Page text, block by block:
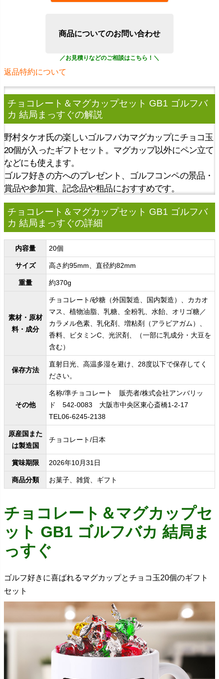
商品についてのお問い合わせ
返品特約について
チョコレート＆マグカップセット GB1 ゴルフバ
カ 結局まっすぐの解説
野村タケオ氏の楽しいゴルフバカマグカップにチョコ玉
20個が入ったギフトセット。マグカップ以外にペン立て
などにも使えます。
ゴルフ好きの方へのプレゼント、ゴルフコンペの景品・
賞品や参加賞、記念品や粗品におすすめです。
チョコレート＆マグカップセット GB1 ゴルフバ
カ 結局まっすぐの詳細
内容量 20個
サイズ 高さ約95mm、直径約82mm
重量 約370g
素材・原材
料・成分
チョコレート/砂糖（外国製造、国内製造）、カカオ
マス、植物油脂、乳糖、全粉乳、水飴、オリゴ糖／
カラメル色素、乳化剤、増粘剤（アラビアガム）、
香料、ビタミンC、光沢剤、（一部に乳成分・大豆を
含む）
保存方法
直射日光、高温多湿を避け、28度以下で保存してく
ださい。
その他
名称/準チョコレート 販売者/株式会社アンバリッ
ド 542-0083 大阪市中央区東心斎橋1-2-17
TEL06-6245-2138
原産国また
は製造国
チョコレート/日本
賞味期限 2026年10月31日
商品分類 お菓子、雑貨、ギフト
チョコレート＆マグカップセ
ット GB1 ゴルフバカ 結局ま
っすぐ
ゴルフ好きに喜ばれるマグカップとチョコ玉20個のギフト
セット